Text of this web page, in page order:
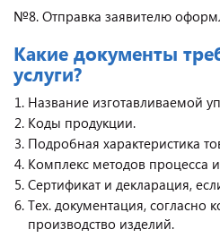
№8. Отправка заявителю
Какие документы
услуги?
Название изготавливаемой
Коды продукции.
Подробная характеристика
Комплекс методов процесса
Сертификат и декларация,
Тех. документация, согласно
производство изделий.